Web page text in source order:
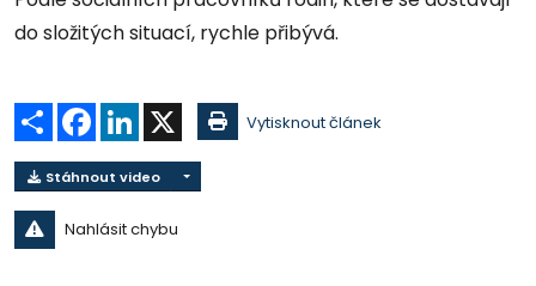
do složitých situací, rychle přibývá.
Sdílet Facebook
LinkedIn Vytisknout článek
Stáhnout video
Nahlásit chybu